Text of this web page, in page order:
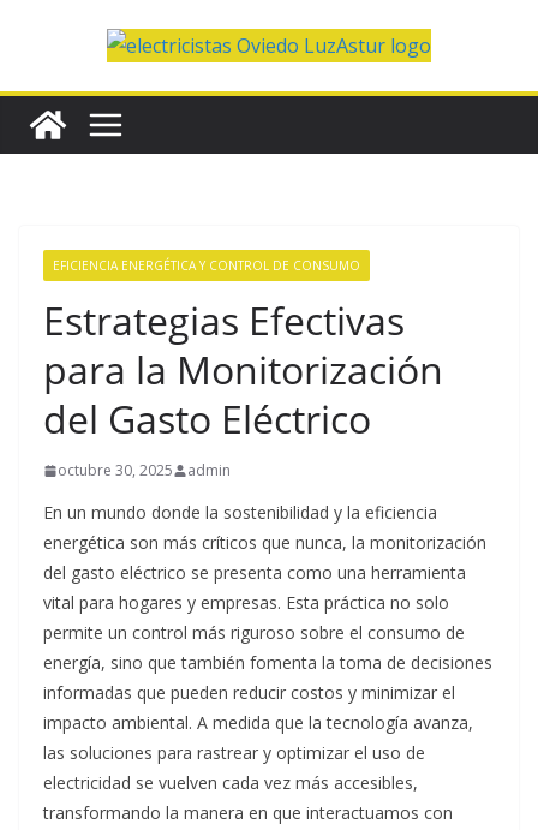
EFICIENCIA ENERGÉTICA Y CONTROL DE CONSUMO
Estrategias Efectivas
para la Monitorización
del Gasto Eléctrico
octubre 30, 2025 admin
En un mundo donde la sostenibilidad y la eficiencia
energética son más críticos que nunca, la monitorización
del gasto eléctrico se presenta como una herramienta
vital para hogares y empresas. Esta práctica no solo
permite un control más riguroso sobre el consumo de
energía, sino que también fomenta la toma de decisiones
informadas que pueden reducir costos y minimizar el
impacto ambiental. A medida que la tecnología avanza,
las soluciones para rastrear y optimizar el uso de
electricidad se vuelven cada vez más accesibles,
transformando la manera en que interactuamos con